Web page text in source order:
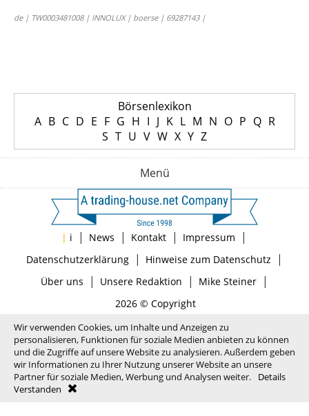
de | TW0003481008 | INNOLUX | boerse | 69287143 |
Börsenlexikon
A B C D E F G H I J K L M N O P Q R
S T U V W X Y Z
Menü
| i | News | Kontakt | Impressum |
Datenschutzerklärung| Hinweise zum Datenschutz |
Über uns | Unsere Redaktion | Mike Steiner|
2026 © Copyright
Wir verwenden Cookies, um Inhalte und Anzeigen zu
personalisieren, Funktionen für soziale Medien anbieten zu können
und die Zugriffe auf unsere Website zu analysieren. Außerdem geben
wir Informationen zu Ihrer Nutzung unserer Website an unsere
Partner für soziale Medien, Werbung und Analysen weiter.
Details
Verstanden